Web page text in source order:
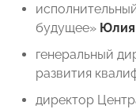
будущее»
генеральный
развития
директор